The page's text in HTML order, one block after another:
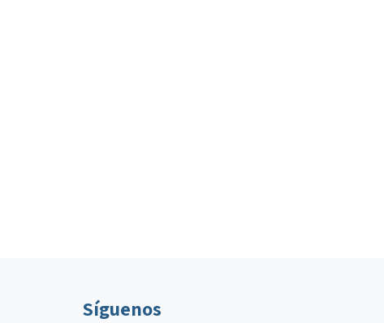
Síguenos